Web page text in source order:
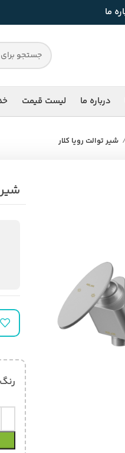
ما
درباره ما لیست قیمت
شیر توالت رویا کلار
شیر
رنگ